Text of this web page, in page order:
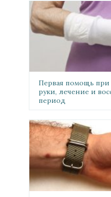
Первая помощь при
руки, лечение и
период